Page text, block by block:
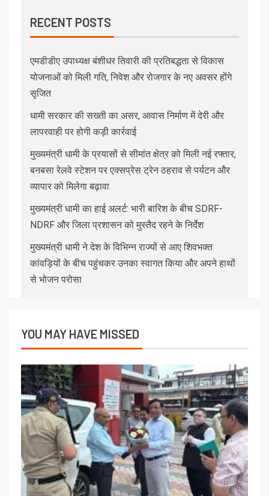
RECENT POSTS
एमडीडीए उपाध्यक्ष बंशीधर तिवारी की प्रतिबद्धता से विकास
योजनाओं को मिली गति, निवेश और रोजगार के नए अवसर होंगे
सृजित
धामी सरकार की सख्ती का असर, आवास निर्माण में देरी और
लापरवाही पर होगी कड़ी कार्रवाई
मुख्यमंत्री धामी के प्रयासों से सीमांत क्षेत्र को मिली नई रफ्तार,
बनबसा रेलवे स्टेशन पर एक्सप्रेस ट्रेन ठहराव से पर्यटन और
व्यापार को मिलेगा बढ़ावा
मुख्यमंत्री धामी का हाई अलर्ट: भारी बारिश के बीच SDRF-
NDRF और जिला प्रशासन को मुस्तैद रहने के निर्देश
मुख्यमंत्री धामी ने देश के विभिन्न राज्यों से आए शिवभक्त
कांवड़ियों के बीच पहुंचकर उनका स्वागत किया और अपने हाथों
से भोजन परोसा
YOU MAY HAVE MISSED